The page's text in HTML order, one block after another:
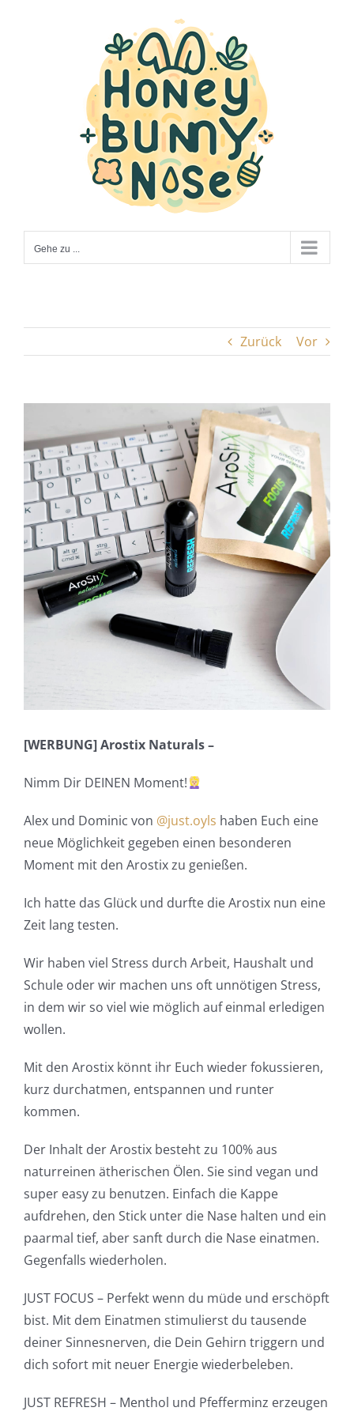
Gehe zu ...
Zurück Vor
grösseres
Bild
[WERBUNG] Arostix Naturals –
Nimm Dir DEINEN Moment!
Alex und Dominic von @just.oyls haben Euch eine
neue Möglichkeit gegeben einen besonderen
Moment mit den Arostix zu genießen.
Ich hatte das Glück und durfte die Arostix nun eine
Zeit lang testen.
Wir haben viel Stress durch Arbeit, Haushalt und
Schule oder wir machen uns oft unnötigen Stress,
in dem wir so viel wie möglich auf einmal erledigen
wollen.
Mit den Arostix könnt ihr Euch wieder fokussieren,
kurz durchatmen, entspannen und runter
kommen.
Der Inhalt der Arostix besteht zu 100% aus
naturreinen ätherischen Ölen. Sie sind vegan und
super easy zu benutzen. Einfach die Kappe
aufdrehen, den Stick unter die Nase halten und ein
paarmal tief, aber sanft durch die Nase einatmen.
Gegenfalls wiederholen.
JUST FOCUS – Perfekt wenn du müde und erschöpft
bist. Mit dem Einatmen stimulierst du tausende
deiner Sinnesnerven, die Dein Gehirn triggern und
dich sofort mit neuer Energie wiederbeleben.
JUST REFRESH – Menthol und Pfefferminz erzeugen